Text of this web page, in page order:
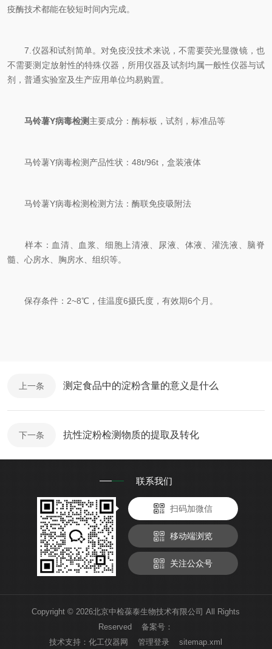
疫酶技术都能在较短时间内完成。
7.仪器和试剂简单。对免疫没技术来说，不需要荧光显微镜，也
不需要测定放射性的特殊仪器，所用仪器及试剂均属一般性仪器与试
剂，普通实验室及生产应用单位均易购置。
马铃薯Y病毒检测主要成分：酶标板，试剂，标准品等
马铃薯Y病毒检测产品性状：48t/96t，盒装液体
马铃薯Y病毒检测检测方法：酶联免疫吸附法
样本：血清、血浆、细胞上清液、尿液、体液、灌洗液、脑脊
髓、心房水、胸房水、组织等。
保存条件：2~8℃，佳温度6摄氏度，有效期6个月。
上一条 测定食品中的淀粉含量的意义是什么
下一条 抗性淀粉检测物质的提取及转化
联系我们
扫码加微信
移动端浏览
关注公众号
Copyright © 2026北京中检葆泰生物技术有限公司 All Rights
Reserved 备案号：
技术支持：化工仪器网 管理登录 sitemap.xml